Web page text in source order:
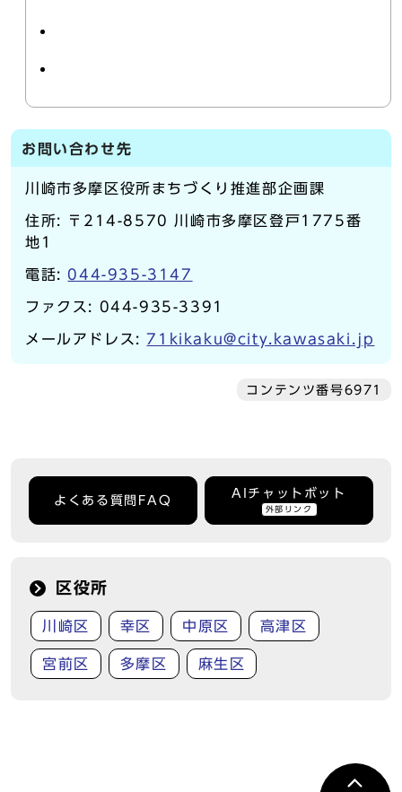
お問い合わせ先
川崎市多摩区役所まちづくり推進部企画課
住所: 〒214-8570 川崎市多摩区登戸1775番
地1
電話: 044-935-3147
ファクス: 044-935-3391
メールアドレス:71kikaku@city.kawasaki.jp
コンテンツ番号6971
よくある質問FAQ
AIチャットボット
外部リンク
区役所
川崎区 幸区 中原区 高津区
宮前区 多摩区 麻生区